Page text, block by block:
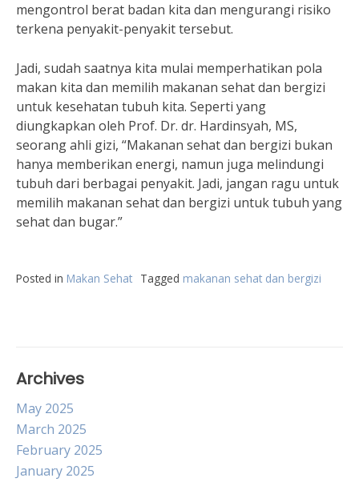
mengontrol berat badan kita dan mengurangi risiko
terkena penyakit-penyakit tersebut.
Jadi, sudah saatnya kita mulai memperhatikan pola
makan kita dan memilih makanan sehat dan bergizi
untuk kesehatan tubuh kita. Seperti yang
diungkapkan oleh Prof. Dr. dr. Hardinsyah, MS,
seorang ahli gizi, “Makanan sehat dan bergizi bukan
hanya memberikan energi, namun juga melindungi
tubuh dari berbagai penyakit. Jadi, jangan ragu untuk
memilih makanan sehat dan bergizi untuk tubuh yang
sehat dan bugar.”
Posted in Makan Sehat Tagged makanan sehat dan bergizi
Archives
May 2025
March 2025
February 2025
January 2025